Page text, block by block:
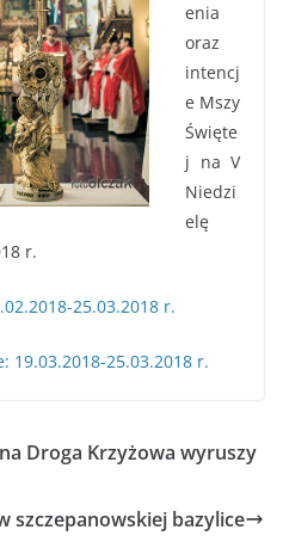
enia
oraz
intencj
e Mszy
Święte
j na V
Niedzi
elę
r.
25.03.2018 r.
19.03.2018-25.03.2018 r.
Droga Krzyżowa wyruszy
szczepanowskiej bazylice